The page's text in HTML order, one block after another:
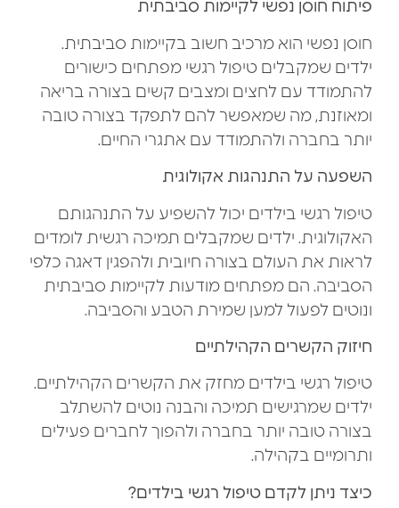
פיתוח חוסן נפשי לקיימות סביבתית
חוסן נפשי הוא מרכיב חשוב בקיימות סביבתית.
ילדים שמקבלים טיפול רגשי מפתחים כישורים
להתמודד עם לחצים ומצבים קשים בצורה בריאה
ומאוזנת, מה שמאפשר להם לתפקד בצורה טובה
יותר בחברה ולהתמודד עם אתגרי החיים.
השפעה על התנהגות אקולוגית
טיפול רגשי בילדים יכול להשפיע על התנהגותם
האקולוגית. ילדים שמקבלים תמיכה רגשית לומדים
לראות את העולם בצורה חיובית ולהפגין דאגה כלפי
הסביבה. הם מפתחים מודעות לקיימות סביבתית
ונוטים לפעול למען שמירת הטבע והסביבה.
חיזוק הקשרים הקהילתיים
טיפול רגשי בילדים מחזק את הקשרים הקהילתיים.
ילדים שמרגישים תמיכה והבנה נוטים להשתלב
בצורה טובה יותר בחברה ולהפוך לחברים פעילים
ותרומיים בקהילה.
כיצד ניתן לקדם טיפול רגשי בילדים?